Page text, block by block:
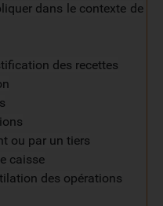
dans le contexte de
des recettes
par un tiers
caisse
des opérations